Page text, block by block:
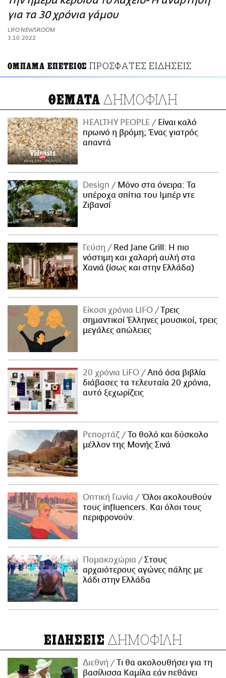
ΑΜΠΑ
PRINT
για τα 30 χρόνια γάμου
LIFO NEWSROOM
3.10.2022
ΟΜΠΑΜΑ ΕΠΕΤΕΙΟΣ ΠΡΟΣΦΑΤΕΣ ΕΙΔΗΣΕΙΣ
ΘΕΜΑΤΑ ΔΗΜΟΦΙΛΗ
HEALTHY PEOPLE
Είναι καλό
πρωινό η βρόμη; Ένας γιατρός
απαντά
Design
Μόνο στα όνειρα: Τα
υπέροχα σπίτια του Ιμπέρ ντε
Ζιβανσί
Γεύση
Red Jane Grill: Η πιο
νόστιμη και χαλαρή αυλή στα
Χανιά (ίσως και στην Ελλάδα)
Είκοσι χρόνια LIFO
Tρεις
σημαντικοί Έλληνες μουσικοί, τρεις
μεγάλες απώλειες
20 χρόνια LiFO
Από όσα βιβλία
διάβασες τα τελευταία 20 χρόνια,
αυτό ξεχωρίζεις
Ρεπορτάζ
Το θολό και δύσκολο
μέλλον της Μονής Σινά
Οπτική Γωνία
Όλοι ακολουθούν
τους influencers. Και όλοι τους
περιφρονούν.
Πομακοχώρια
Στους
αρχαιότερους αγώνες πάλης με
λάδι στην Ελλάδα
ΕΙΔΗΣΕΙΣ ΔΗΜΟΦΙΛΗ
Διεθνή
Τι θα ακολουθήσει για τη
βασίλισσα Καμίλα εάν πεθάνει